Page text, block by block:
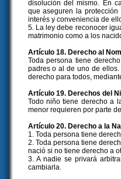
disolución del mismo. En
que aseguren la
interés y conveniencia de
5. La ley debe reconocer
matrimonio como a los
Artículo 18. Derecho al
Toda persona tiene
padres o al de uno de
derecho para todos,
Artículo 19. Derechos del
Todo niño tiene derecho a
menor requieren por parte
Artículo 20. Derecho a la
1. Toda persona tiene
2. Toda persona tiene
nació si no tiene derecho a
3. A nadie se privará
cambiarla.